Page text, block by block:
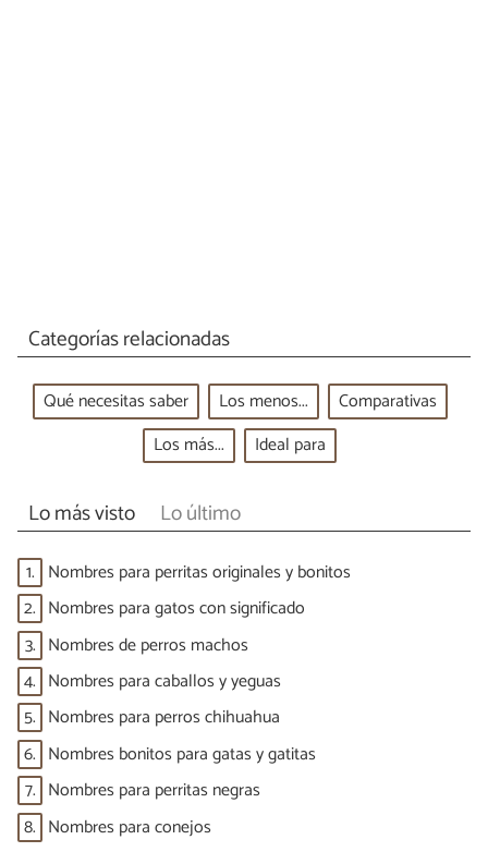
Categorías relacionadas
Qué necesitas saber Los menos...
Comparativas
Los más...
Ideal para
Lo más visto Lo último
1. Nombres para perritas originales y bonitos
2. Nombres para gatos con significado
3. Nombres de perros machos
4. Nombres para caballos y yeguas
5. Nombres para perros chihuahua
6. Nombres bonitos para gatas y gatitas
7. Nombres para perritas negras
8. Nombres para conejos